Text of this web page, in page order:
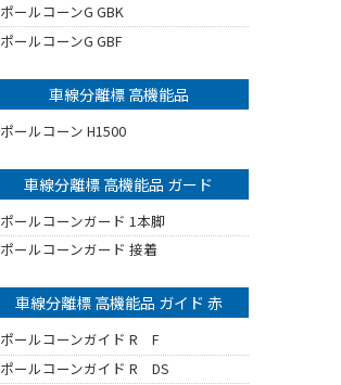
ポールコーンG GBK
ポールコーンG GBF
車線分離標 高機能品
ポールコーン H1500
車線分離標 高機能品 ガード
ポールコーンガード 1本脚
ポールコーンガード 接着
車線分離標 高機能品 ガイド 赤
ポールコーンガイド R F
ポールコーンガイド R DS